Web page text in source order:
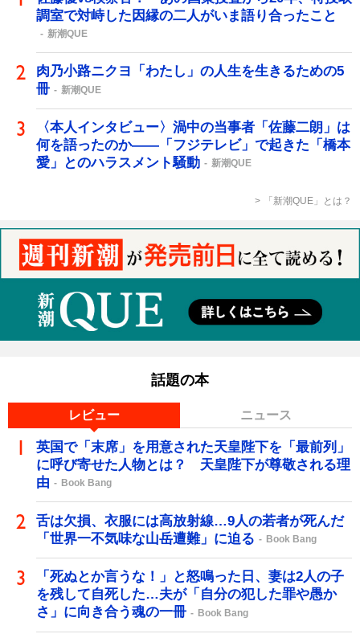
調室で対峙した因縁の二人がいま語り合ったこと
新潮QUE
肉乃小路ニクヨ「わたし」の人生を生きるための5
冊
新潮QUE
〈本人インタビュー〉渦中の当事者「佐藤二朗」は
何を語ったのか――「フジテレビ」で起きた「橋本
愛」とのハラスメント騒動
新潮QUE
「新潮QUE」とは？
話題の本
レビュー ニュース
英国で「末席」を用意された天皇陛下を「最前列」
に呼び寄せた人物とは？ 天皇陛下が尊敬される理
由
Book Bang
舌は欠損、衣服には高放射線…9人の若者が死んだ
「世界一不気味な山岳遭難」に迫る
Book Bang
「死ぬとか言うな！」と怒鳴った日、妻は2人の子
を残して自死した…夫が「自分の犯した罪や愚か
さ」に向き合う魂の一冊
Book Bang